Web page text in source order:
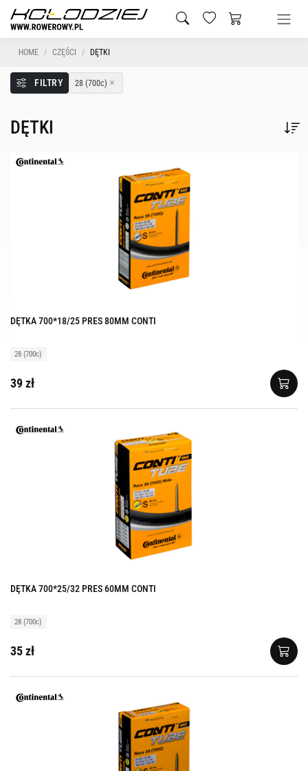
HOME CZĘŚCI DĘTKI
FILTRY 28 (700c)
DĘTKI
DĘTKA 700*18/25 PRES 80MM CONTI
28 (700c)
39 zł
DĘTKA 700*25/32 PRES 60MM CONTI
28 (700c)
35 zł